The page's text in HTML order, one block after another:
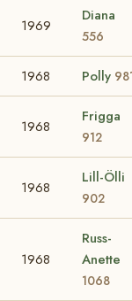
1969
Diana
556
1968 Polly
1968
Frigga
912
1968
Lill-Ölli
902
1968
Russ-
Anette
1068